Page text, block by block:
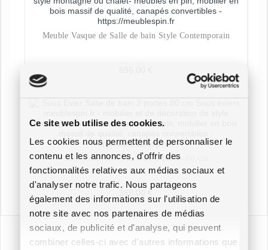
Ce site web utilise des cookies.
Les cookies nous permettent de personnaliser le
contenu et les annonces, d'offrir des
fonctionnalités relatives aux médias sociaux et
d'analyser notre trafic. Nous partageons
également des informations sur l'utilisation de
notre site avec nos partenaires de médias
sociaux, de publicité et d'analyse, qui peuvent
combiner celles-ci avec d'autres informations que
Meuble Vasque de Salle de bain Style Contemporain
Sous Evier Salle de bain 2 portes 80 cm
€